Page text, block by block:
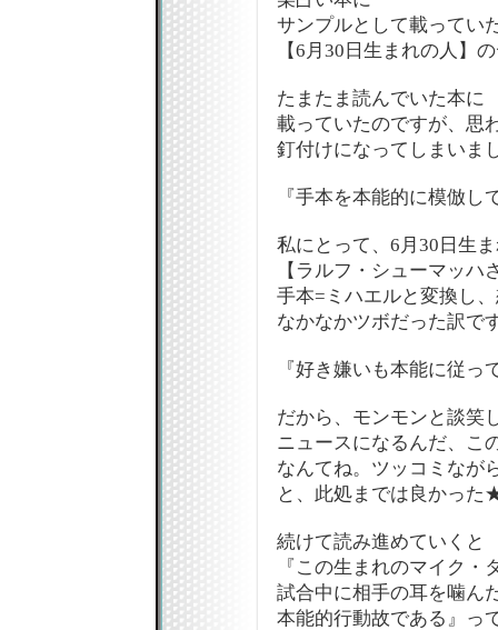
サンプルとして載ってい
【6月30日生まれの人】
たまたま読んでいた本に
載っていたのですが、思
釘付けになってしまいま
『手本を本能的に模倣し
私にとって、6月30日生
【ラルフ・シューマッハ
手本=ミハエルと変換し
なかなかツボだった訳で
『好き嫌いも本能に従っ
だから、モンモンと談笑
ニュースになるんだ、こ
なんてね。ツッコミなが
と、此処までは良かった
続けて読み進めていくと
『この生まれのマイク・
試合中に相手の耳を噛ん
本能的行動故である』っ